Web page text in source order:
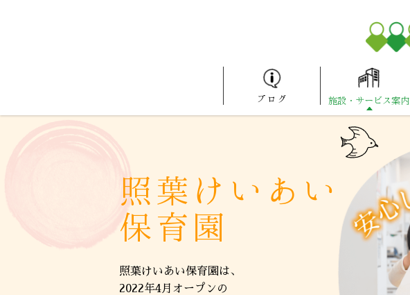
ブログ 施設 ・ サービス案内
アットホーム
アットホーム
アットホーム
ケアセンター
ケアスタ福岡
福岡100プラザ博多
けいあい保育園
照葉けいあい保育園
照葉けいあい
保育園
照葉けいあい保育園は、
2022年4月オープンの